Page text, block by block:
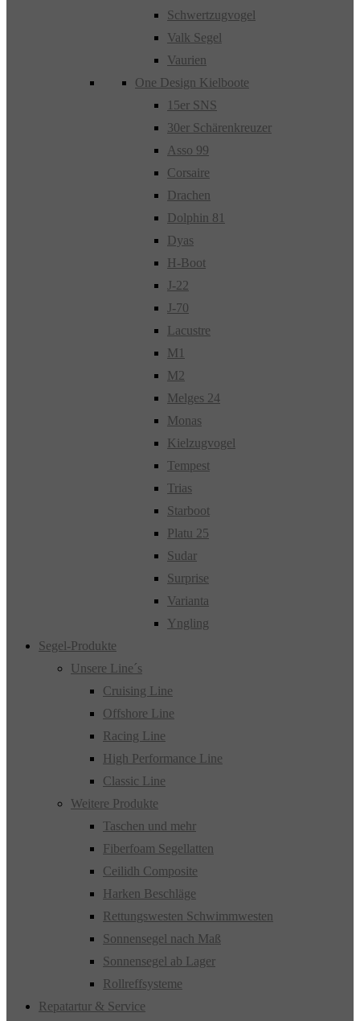
Schwertzugvogel
Valk Segel
Vaurien
One Design Kielboote
15er SNS
30er Schärenkreuzer
Asso 99
Corsaire
Drachen
Dolphin 81
Dyas
H-Boot
J-22
J-70
Lacustre
M1
M2
Melges 24
Monas
Kielzugvogel
Tempest
Trias
Starboot
Platu 25
Sudar
Surprise
Varianta
Yngling
Segel-Produkte
Unsere Line´s
Cruising Line
Offshore Line
Racing Line
High Performance Line
Classic Line
Weitere Produkte
Taschen und mehr
Fiberfoam Segellatten
Ceilidh Composite
Harken Beschläge
Rettungswesten Schwimmwesten
Sonnensegel nach Maß
Sonnensegel ab Lager
Rollreffsysteme
Repatartur & Service